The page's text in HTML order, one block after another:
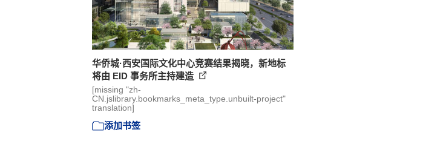
华侨城·西安国际文化中心竞赛结果揭晓，新地标
将由 EID 事务所主持建造
[missing "zh-
CN.jslibrary.bookmarks_meta_type.unbuilt-project"
translation]
添加书签